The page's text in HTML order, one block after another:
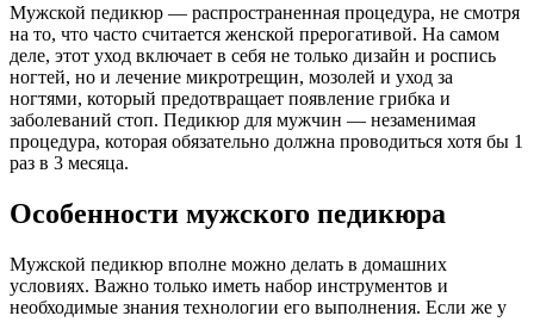
Мужской педикюр — распространенная процедура, не смотря
на то, что часто считается женской прерогативой. На самом
деле, этот уход включает в себя не только дизайн и роспись
ногтей, но и лечение микротрещин, мозолей и уход за
ногтями, который предотвращает появление грибка и
заболеваний стоп. Педикюр для мужчин — незаменимая
процедура, которая обязательно должна проводиться хотя бы 1
раз в 3 месяца.
Особенности мужского педикюра
Мужской педикюр вполне можно делать в домашних
условиях. Важно только иметь набор инструментов и
необходимые знания технологии его выполнения. Если же у